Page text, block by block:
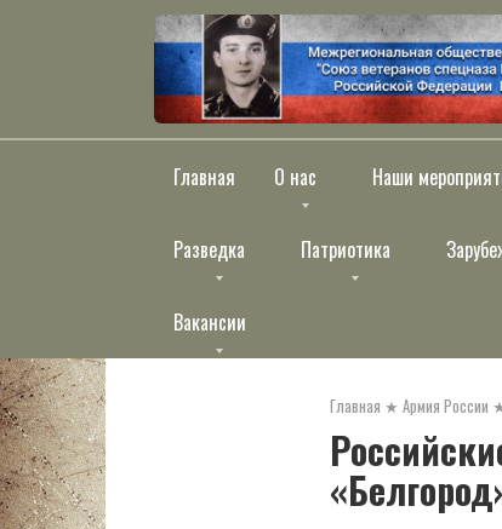
Главная О нас Наши
Разведка Патриотика
Вакансии
Главная ★ Армия России